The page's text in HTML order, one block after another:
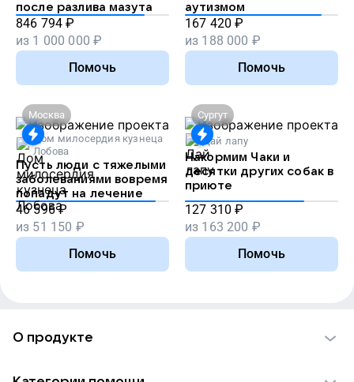
после разлива мазута
846 794 ₽
из 1 000 000 ₽
Помочь
аутизмом
167 420 ₽
из 188 000 ₽
Помочь
Москва
Дом милосердия кузнеца
Лобова
Пусть люди с тяжелыми
заболеваниями вовремя
попадут на лечение
46 596 ₽
из 51 150 ₽
Помочь
Сургут
Дай лапу
Накормим Чаки и
десятки других собак в
приюте
127 310 ₽
из 163 200 ₽
Помочь
О продукте